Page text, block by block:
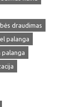
draudimas
palanga
palanga